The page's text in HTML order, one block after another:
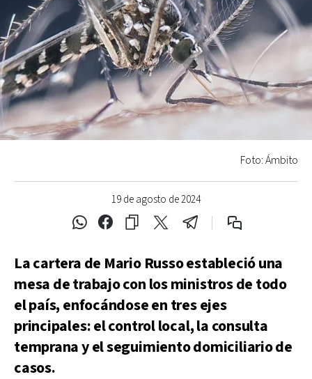
19 de agosto de 2024
Foto: Ámbito
La cartera de Mario Russo estableció una
mesa de trabajo con los ministros de todo
el país, enfocándose en tres ejes
principales: el control local, la consulta
temprana y el seguimiento domiciliario de
casos.